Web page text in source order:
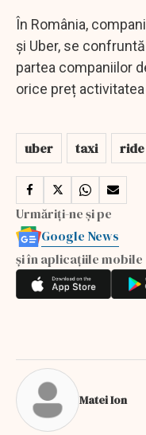
În România,
și Uber, se
partea companiilor
orice preț
uber taxi
Urmăriți-ne și pe
Google News
și în aplicațiile mobile
Matei Ion